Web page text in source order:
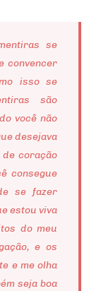
se
convencer
isso se
são
você não
desejava
coração
consegue
se fazer
estou viva
do meu
e os
e me olha
seja boa